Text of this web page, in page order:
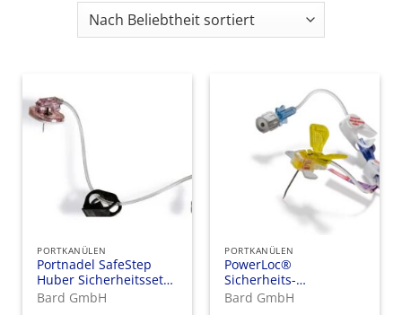
PORTKANÜLEN
Portnadel SafeStep
Huber Sicherheitsset
ohne
Bard GmbH
PORTKANÜLEN
PowerLoc®
Sicherheits-
Infusionsset mit
Bard GmbH